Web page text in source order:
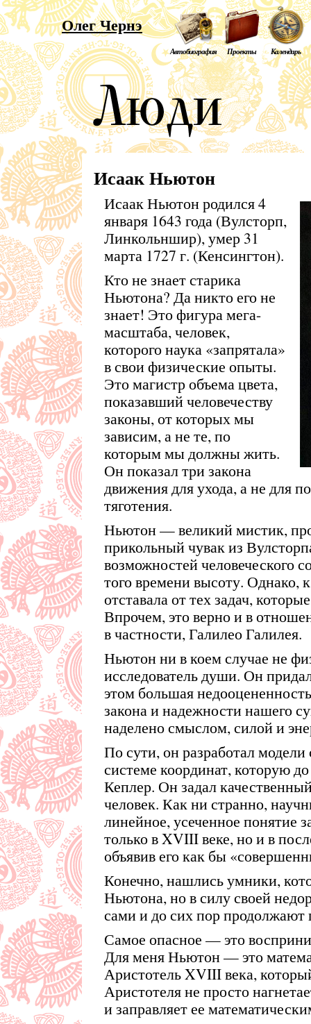
Олег Чернэ
Автобиография Проекты Календарь
Исаак Ньютон
Исаак Ньютон родился 4
января 1643 года (Вулсторп,
Линкольншир), умер 31
марта 1727 г. (Кенсингтон).
Кто не знает старика
Ньютона? Да никто его не
знает! Это фигура мега-
масштаба, человек,
которого наука «запрятала»
в свои физические опыты.
Это магистр объема цвета,
показавший человечеству
законы, от которых мы
зависим, а не те, по
которым мы должны жить.
Он показал три закона
движения для ухода, а не для
тяготения.
Ньютон — великий мистик,
прикольный чувак из
возможностей человеческого
того времени высоту.
отставала от тех задач,
Впрочем, это верно и в
в частности, Галилео Галилея.
Ньютон ни в коем случае не
исследователь души. Он
этом большая
закона и надежности нашего
наделено смыслом, силой и
По сути, он разработал
системе координат, которую
Кеплер. Он задал
человек. Как ни странно,
линейное, усеченное понятие
только в XVIII веке, но и в
объявив его как бы
Конечно, нашлись умники,
Ньютона, но в силу своей
сами и до сих пор продолжают
Самое опасное — это
Для меня Ньютон — это
Аристотель XVIII века,
Аристотеля не просто
и заправляет ее